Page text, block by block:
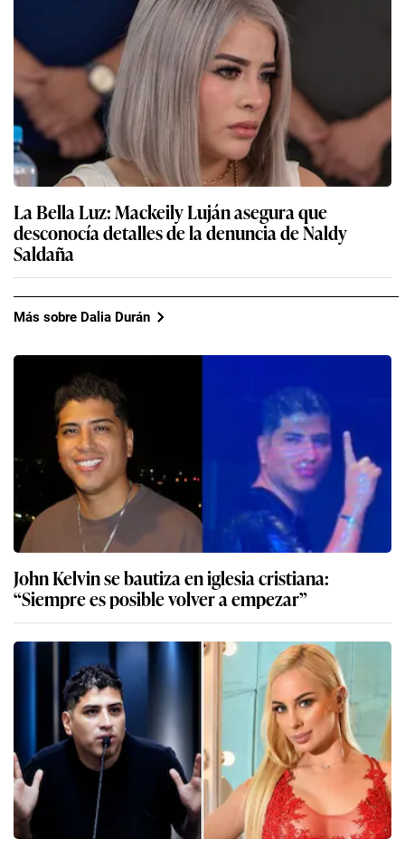
La Bella Luz: Mackeily Luján asegura que
desconocía detalles de la denuncia de Naldy
Saldaña
Más sobre Dalia Durán
John Kelvin se bautiza en iglesia cristiana:
“Siempre es posible volver a empezar”